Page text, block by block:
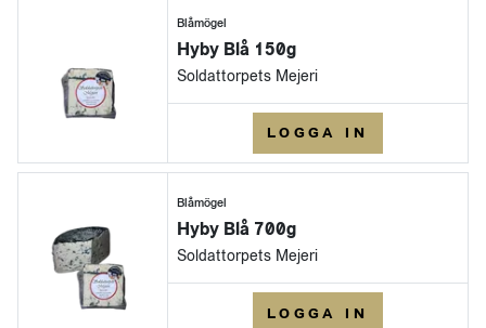
Blåmögel
Hyby Blå 150g
Soldattorpets Mejeri
LOGGA IN
Blåmögel
Hyby Blå 700g
Soldattorpets Mejeri
LOGGA IN